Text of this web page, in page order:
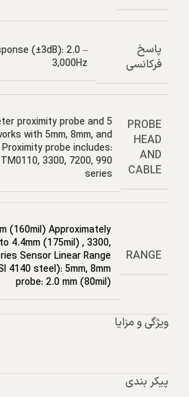
پاسخ
فرکانسی
(±3dB): 2.0 –
3,000Hz
PROBE
HEAD
AND
CABLE
proximity probe and
with 5mm, 8mm, and
Proximity probe includes:
3300, 7200, 990
series
RANGE
(160mil) Approximately
4.4mm (175mil),3300,
Sensor Linear Range
4140 steel): 5mm, 8mm
probe: 2.0 mm (80mil)
ویژگی و مزایا
پیکر بندی